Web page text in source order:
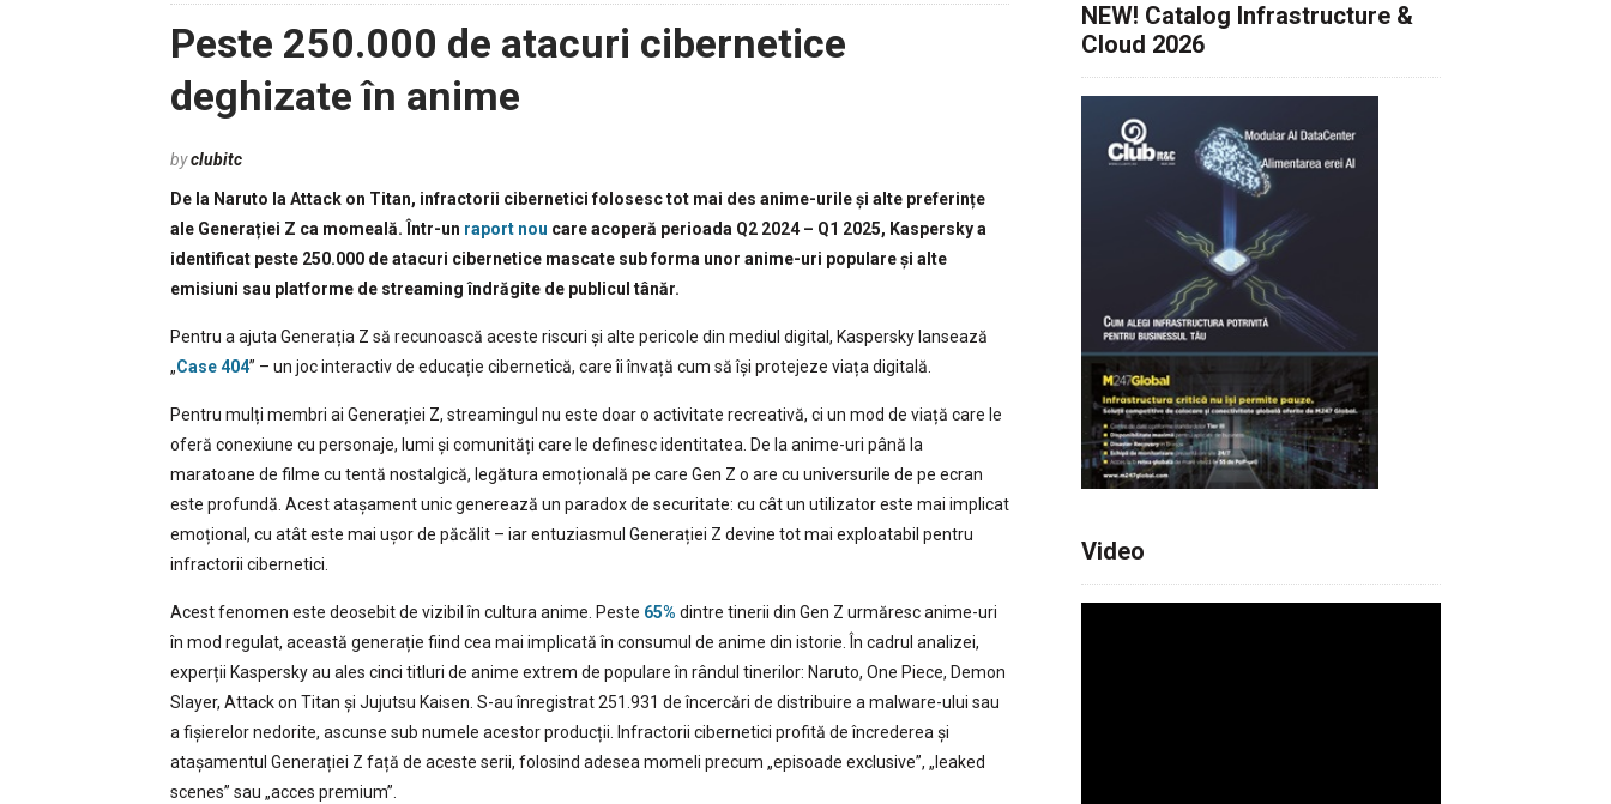
Peste 250.000 de atacuri cibernetice
deghizate în anime
byclubitc
De la Naruto la Attack on Titan, infractorii cibernetici folosesc tot mai des anime-urile și alte preferințe
ale Generației Z ca momeală. Într-un raport nou care acoperă perioada Q2 2024 – Q1 2025, Kaspersky a
identificat peste 250.000 de atacuri cibernetice mascate sub forma unor anime-uri populare și alte
emisiuni sau platforme de streaming îndrăgite de publicul tânăr.
Pentru a ajuta Generația Z să recunoască aceste riscuri și alte pericole din mediul digital, Kaspersky lansează
„Case 404” – un joc interactiv de educație cibernetică, care îi învață cum să își protejeze viața digitală.
Pentru mulți membri ai Generației Z, streamingul nu este doar o activitate recreativă, ci un mod de viață care le
oferă conexiune cu personaje, lumi și comunități care le definesc identitatea. De la anime-uri până la
maratoane de filme cu tentă nostalgică, legătura emoțională pe care Gen Z o are cu universurile de pe ecran
este profundă. Acest atașament unic generează un paradox de securitate: cu cât un utilizator este mai implicat
emoțional, cu atât este mai ușor de păcălit – iar entuziasmul Generației Z devine tot mai exploatabil pentru
infractorii cibernetici.
Acest fenomen este deosebit de vizibil în cultura anime. Peste 65% dintre tinerii din Gen Z urmăresc anime-uri
în mod regulat, această generație fiind cea mai implicată în consumul de anime din istorie. În cadrul analizei,
experții Kaspersky au ales cinci titluri de anime extrem de populare în rândul tinerilor: Naruto, One Piece, Demon
Slayer, Attack on Titan și Jujutsu Kaisen. S-au înregistrat 251.931 de încercări de distribuire a malware-ului sau
a fișierelor nedorite, ascunse sub numele acestor producții. Infractorii cibernetici profită de încrederea și
atașamentul Generației Z față de aceste serii, folosind adesea momeli precum „episoade exclusive”, „leaked
scenes” sau „acces premium”.
NEW! Catalog Infrastructure &
Cloud 2026
Video